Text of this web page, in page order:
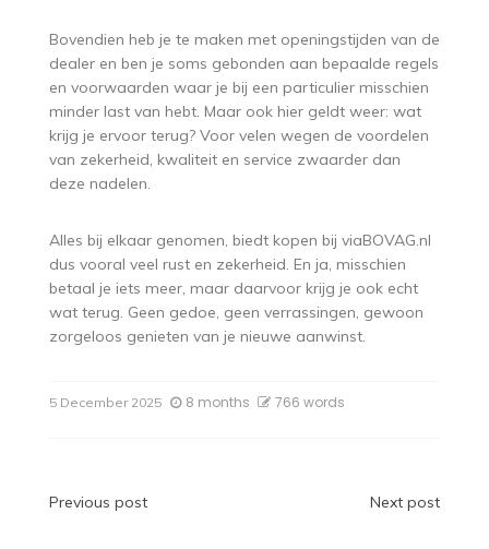
Bovendien heb je te maken met openingstijden van de
dealer en ben je soms gebonden aan bepaalde regels
en voorwaarden waar je bij een particulier misschien
minder last van hebt. Maar ook hier geldt weer: wat
krijg je ervoor terug? Voor velen wegen de voordelen
van zekerheid, kwaliteit en service zwaarder dan
deze nadelen.
Alles bij elkaar genomen, biedt kopen bij viaBOVAG.nl
dus vooral veel rust en zekerheid. En ja, misschien
betaal je iets meer, maar daarvoor krijg je ook echt
wat terug. Geen gedoe, geen verrassingen, gewoon
zorgeloos genieten van je nieuwe aanwinst.
5 December 2025 8 months 766 words
Post
Previous post Next post